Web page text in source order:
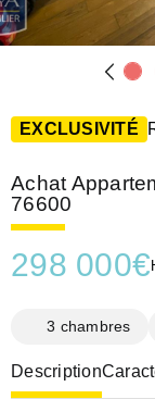
EXCLUSIVITÉ
Achat
76600
298 000€
3 chambres
Description